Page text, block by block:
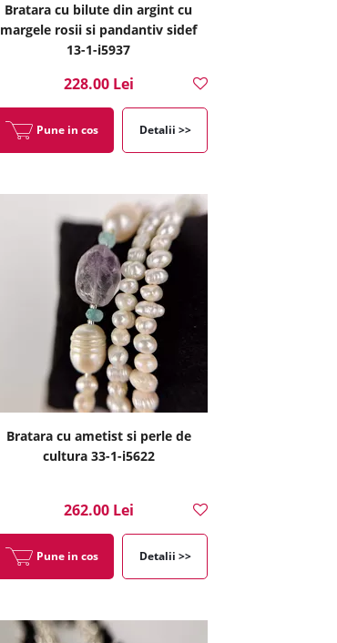
Bratara cu bilute din argint cu
margele rosii si pandantiv sidef
13-1-i5937
228.00 Lei
Pune in cos Detalii >>
Bratara cu ametist si perle de
cultura 33-1-i5622
262.00 Lei
Pune in cos Detalii >>